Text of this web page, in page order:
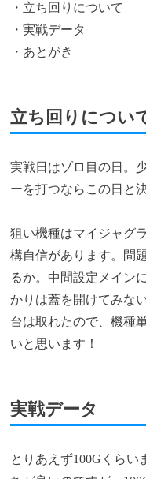
・立ち回りについて
・実戦データ
・あとがき
立ち回りについ
実戦日はゾロ目の日。
ーを打つならこの日と
狙い機種はマイジャグ
構自信があります。問
るか。中間設定メイン
かりは蓋を開けてみな
台は取れたので、機種
いと思います！
実戦データ
とりあえず100Gくら